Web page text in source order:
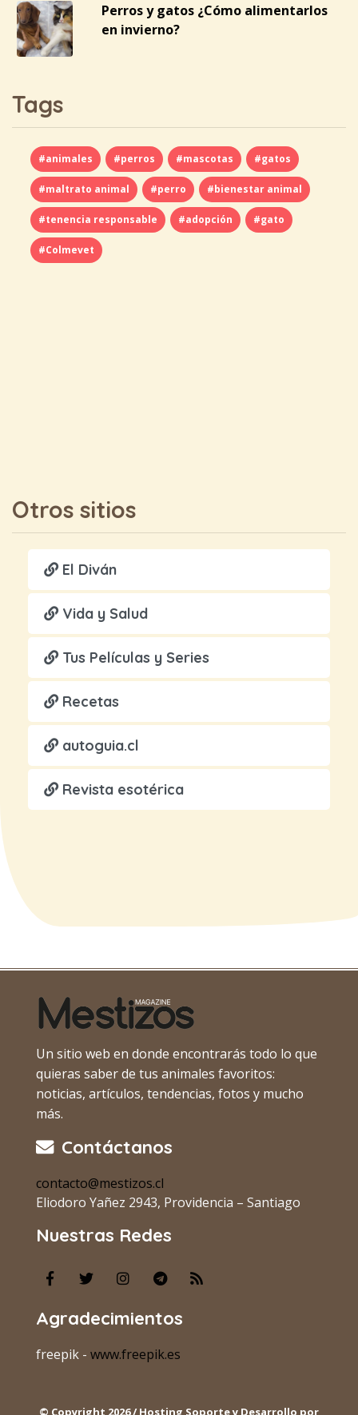
Perros y gatos ¿Cómo alimentarlos
en invierno?
Tags
#animales #perros #mascotas #gatos
#maltrato animal #perro #bienestar animal
#tenencia responsable #adopción #gato
#Colmevet
Otros sitios
El Diván
Vida y Salud
Tus Películas y Series
Recetas
autoguia.cl
Revista esotérica
Un sitio web en donde encontrarás todo lo que
quieras saber de tus animales favoritos:
noticias, artículos, tendencias, fotos y mucho
más.
Contáctanos
contacto@mestizos.cl
Eliodoro Yañez 2943, Providencia – Santiago
Nuestras Redes
Agradecimientos
freepik - www.freepik.es
© Copyright 2026 / Hosting Soporte y Desarrollo por